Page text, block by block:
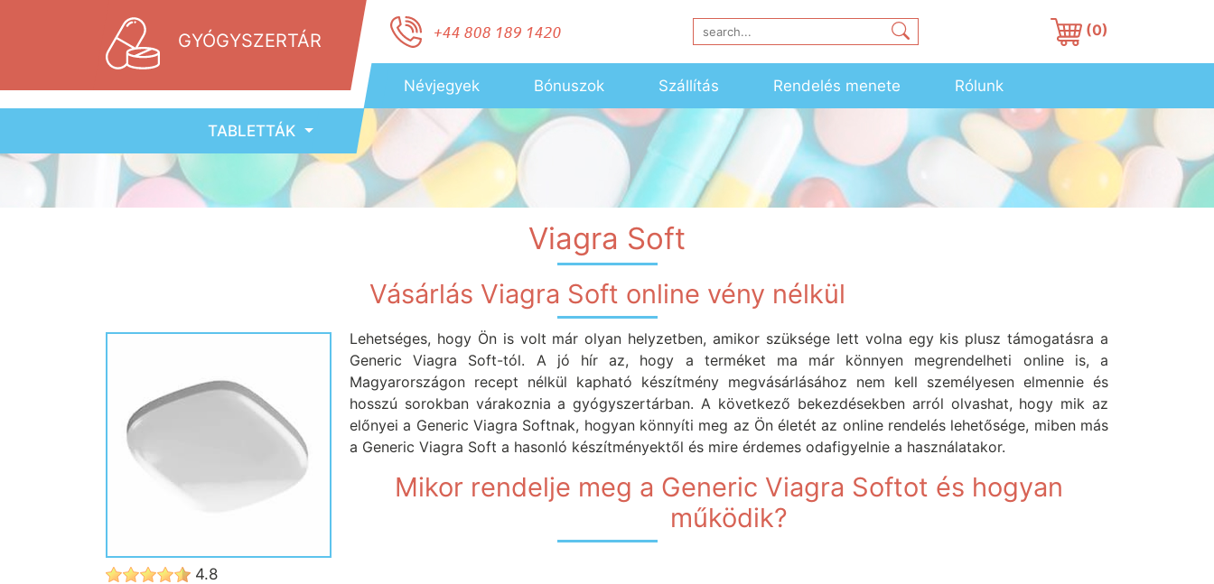
GYÓGYSZERTÁR (0)
Névjegyek Bónuszok Szállítás Rendelés menete Rólunk
TABLETTÁK
Viagra Soft
Vásárlás Viagra Soft online vény nélkül
Lehetséges, hogy Ön is volt már olyan helyzetben, amikor szüksége lett volna egy kis plusz támogatásra a
Generic Viagra Soft-tól. A jó hír az, hogy a terméket ma már könnyen megrendelheti online is, a
Magyarországon recept nélkül kapható készítmény megvásárlásához nem kell személyesen elmennie és
hosszú sorokban várakoznia a gyógyszertárban. A következő bekezdésekben arról olvashat, hogy mik az
előnyei a Generic Viagra Softnak, hogyan könnyíti meg az Ön életét az online rendelés lehetősége, miben más
a Generic Viagra Soft a hasonló készítményektől és mire érdemes odafigyelnie a használatakor.
Mikor rendelje meg a Generic Viagra Softot és hogyan
működik?
4.8